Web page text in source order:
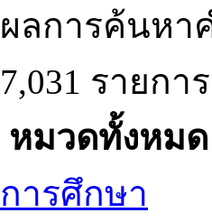
ผลการค้นหา
7,031 รายการ
หมวดทั้งหมด
การศึกษา